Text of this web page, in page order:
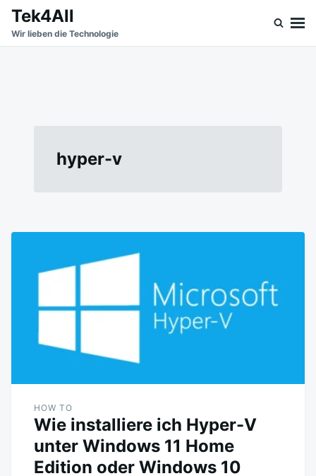
SkipSearch
for:
Tek4All
Wir lieben die Technologie
hyper-v
HOW TO
Wie installiere ich Hyper-V
unter Windows 11 Home
Edition oder Windows 10